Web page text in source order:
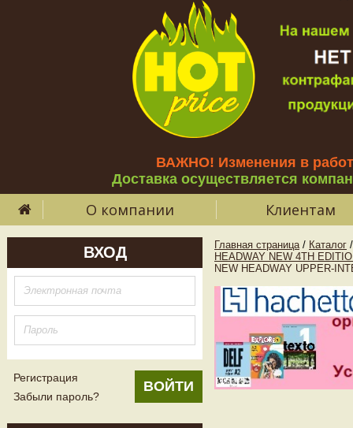
ВАЖНО! Изменения в
Доставка осуществляется
О компании Клиентам
ВХОД
Регистрация
Забыли пароль?
Главная страница / Каталог /
HEADWAY NEW 4TH
NEW HEADWAY UPPER-